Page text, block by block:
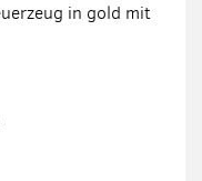
in gold mit